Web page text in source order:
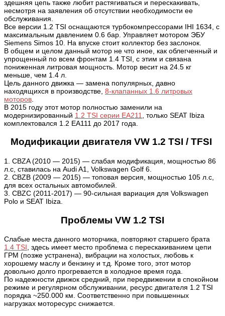
здешняя цепь также любит растягиваться и перескакивать,
несмотря на заявления об отсутствии необходимости ее
обслуживания.
Все версии 1.2 TSI оснащаются турбокомпрессорами IHI 1634, с
максимальным давлением 0.6 бар. Управляет мотором ЭБУ
Siemens Simos 10. На впуске стоит коллектор без заслонок.
В общем и целом данный мотор не что иное, как облегченный и
упрощенный по всем фронтам 1.4 TSI, с этим и связана
пониженная литровая мощность. Мотор весит на 24.5 кг
меньше, чем 1.4 л.
Цель данного движка — замена популярных, давно
находящихся в производстве, 8-клапанных 1.6 литровых
моторов
В 2015 году этот мотор полностью заменили на
модернизированный 1.2 TSI серии ЕА211
, только SEAT Ibiza
комплектовался 1.2 ЕА111 до 2017 года.
Модификации двигателя VW 1.2 TSI / TFSI
1. CBZA (2010 — 2015) — слабая модификация, мощностью 86
л.с, ставилась на Audi A1, Volkswagen Golf 6
2. CBZB (2009 — 2015) — топовая версия, мощностью 105 л.с,
для всех остальных автомобилей.
3. CBZC (2011-2017) — 90-сильная вариация для Volkswagen
Polo и SEAT Ibiza.
Проблемы VW 1.2 TSI
Слабые места данного моторчика, повторяют старшего брата
1.4 TSI, здесь имеет место проблема с перескакиванием цепи
ГРМ (позже устранена), вибрации на холостых, любовь к
хорошему маслу и бензину и т.д. Кроме того, этот мотор
довольно долго прогревается в холодное время года.
По надежности движок средний, при передвижении в спокойном
режиме и регулярном обслуживании, ресурс двигателя 1.2 TSI
порядка ~250.000 км. Соответственно при повышенных
нагрузках моторесурс снижается.